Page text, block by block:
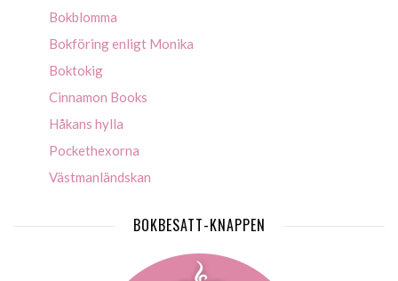
Bokblomma
Bokföring enligt Monika
Boktokig
Cinnamon Books
Håkans hylla
Pockethexorna
Västmanländskan
BOKBESATT-KNAPPEN